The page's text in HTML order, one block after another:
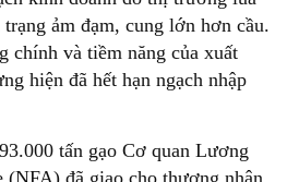
ảm đạm, cung lớn hơn cầu.
chính và tiềm năng của xuất
hiện đã hết hạn ngạch nhập
tấn gạo Cơ quan Lương